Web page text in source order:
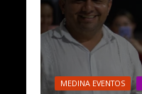
MEDINA EVENTOS